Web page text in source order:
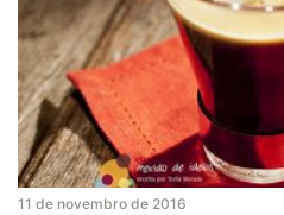
11 de novembro de 2016